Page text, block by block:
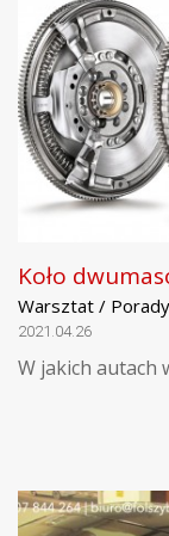
Koło
Warsztat / Porady
2021.04.26
W jakich autach